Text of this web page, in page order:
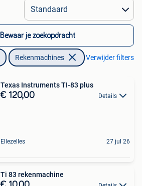
Alle afstanden…
Bewaar je zoekopdracht
Rekenmachines Verwijder filters
Texas Instruments TI-83 plus
€ 120,00 Details
Ellezelles 27 jul 26
Ti 83 rekenmachine